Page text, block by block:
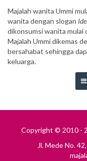
Majalah wanita Ummi
wanita dengan slogan
dikonsumsi wanita mulai
Majalah Ummi dikemas
bersahabat sehingga
keluarga.
Copyright © 2010 -
Jl. Mede No.